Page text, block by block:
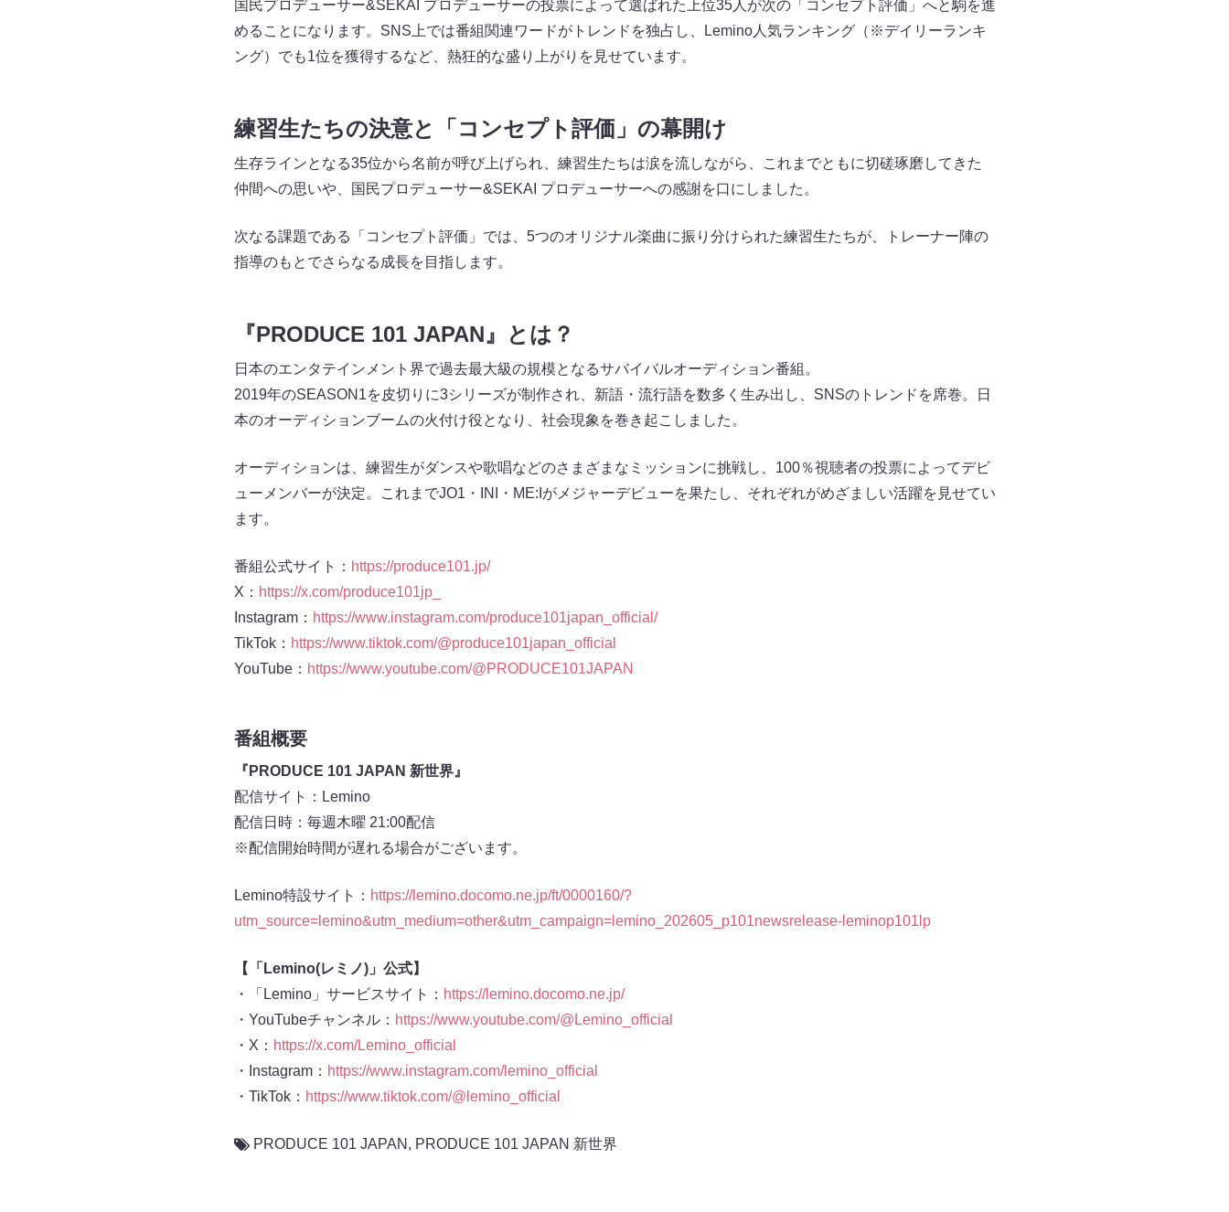
国民プロデューサー&SEKAI プロデューサーの投票によって選ばれた上位35人が次の「コンセプト評価」へと駒を進
めることになります。SNS上では番組関連ワードがトレンドを独占し、Lemino人気ランキング（※デイリーランキ
ング）でも1位を獲得するなど、熱狂的な盛り上がりを見せています。
練習生たちの決意と「コンセプト評価」の幕開け
生存ラインとなる35位から名前が呼び上げられ、練習生たちは涙を流しながら、これまでともに切磋琢磨してきた
仲間への思いや、国民プロデューサー&SEKAI プロデューサーへの感謝を口にしました。
次なる課題である「コンセプト評価」では、5つのオリジナル楽曲に振り分けられた練習生たちが、トレーナー陣の
指導のもとでさらなる成長を目指します。
『PRODUCE 101 JAPAN』とは？
日本のエンタテインメント界で過去最大級の規模となるサバイバルオーディション番組。
2019年のSEASON1を皮切りに3シリーズが制作され、新語・流行語を数多く生み出し、SNSのトレンドを席巻。日
本のオーディションブームの火付け役となり、社会現象を巻き起こしました。
オーディションは、練習生がダンスや歌唱などのさまざまなミッションに挑戦し、100％視聴者の投票によってデビ
ューメンバーが決定。これまでJO1・INI・ME:Iがメジャーデビューを果たし、それぞれがめざましい活躍を見せてい
ます。
番組公式サイト： https://produce101.jp/
X： https://x.com/produce101jp_
Instagram： https://www.instagram.com/produce101japan_official/
TikTok： https://www.tiktok.com/@produce101japan_official
YouTube： https://www.youtube.com/@PRODUCE101JAPAN
番組概要
『PRODUCE 101 JAPAN 新世界』
配信サイト：Lemino
配信日時：毎週木曜 21:00配信
※配信開始時間が遅れる場合がございます。
Lemino特設サイト： https://lemino.docomo.ne.jp/ft/0000160/?
utm_source=lemino&utm_medium=other&utm_campaign=lemino_202605_p101newsrelease-leminop101lp
【「Lemino(レミノ)」公式】
・「Lemino」サービスサイト： https://lemino.docomo.ne.jp/
・YouTubeチャンネル： https://www.youtube.com/@Lemino_official
・X： https://x.com/Lemino_official
・Instagram： https://www.instagram.com/lemino_official
・TikTok： https://www.tiktok.com/@lemino_official
PRODUCE 101 JAPAN , PRODUCE 101 JAPAN 新世界